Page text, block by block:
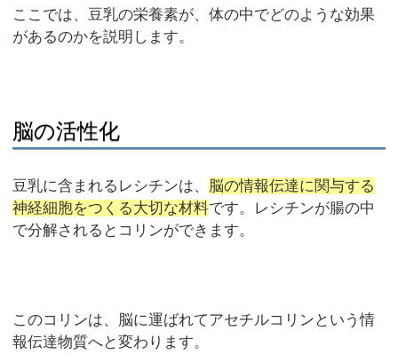
ここでは、豆乳の栄養素が、体の中でどのような効果
があるのかを説明します。
脳の活性化
豆乳に含まれるレシチンは、 脳の情報伝達に関与する
神経細胞をつくる大切な材料です。レシチンが腸の中
で分解されるとコリンができます。
このコリンは、脳に運ばれてアセチルコリンという情
報伝達物質へと変わります。